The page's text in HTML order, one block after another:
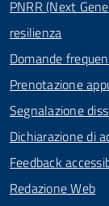
PNRR (Next
resilienza
Domande
Prenotazione
Segnalazione
Dichiarazione di
Feedback
Redazione Web